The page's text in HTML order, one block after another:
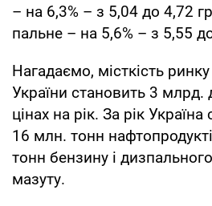
– на 6,3% – з 5,04 до 4,72
пальне – на 5,6% – з 5,55
Нагадаємо, місткість
України становить 3 млрд.
цінах на рік. За рік
16 млн. тонн
тонн бензину і
мазуту.